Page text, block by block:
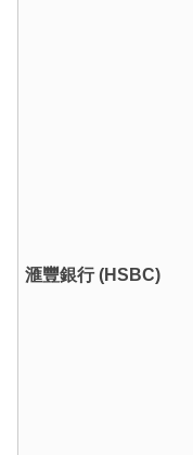
滙豐銀行 (HSBC)